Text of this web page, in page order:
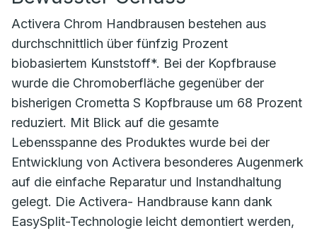
Activera Chrom Handbrausen bestehen aus
durchschnittlich über fünfzig Prozent
biobasiertem Kunststoff*. Bei der Kopfbrause
wurde die Chromoberfläche gegenüber der
bisherigen Crometta S Kopfbrause um 68 Prozent
reduziert. Mit Blick auf die gesamte
Lebensspanne des Produktes wurde bei der
Entwicklung von Activera besonderes Augenmerk
auf die einfache Reparatur und Instandhaltung
gelegt. Die Activera- Handbrause kann dank
EasySplit-Technologie leicht demontiert werden,